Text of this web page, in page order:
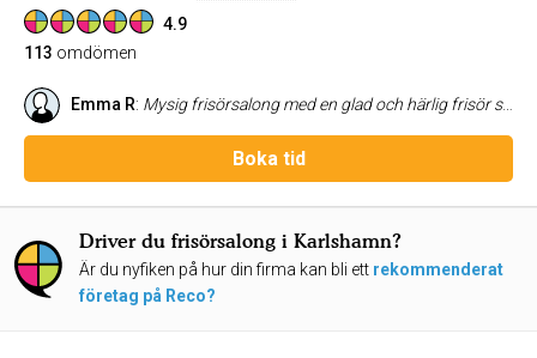
4.9
113 omdömen
Emma R: Mysig frisörsalong med en glad och härlig frisör som alltid ser till kundens bästa oavsett två åring eller vuxen! Rekommenderar varmt.
Boka tid
Driver du frisörsalong i Karlshamn?
Är du nyfiken på hur din firma kan bli ett rekommenderat
företag på Reco?